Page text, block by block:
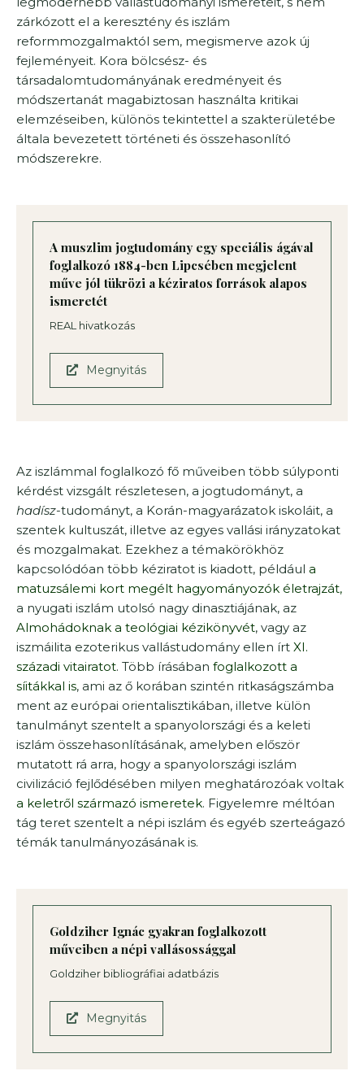
zárkózott el a keresztény és iszlám
reformmozgalmaktól sem, megismerve azok új
fejleményeit. Kora bölcsész- és
társadalomtudományának eredményeit és
módszertanát magabiztosan használta kritikai
elemzéseiben, különös tekintettel a szakterületébe
általa bevezetett történeti és összehasonlító
módszerekre.
A muszlim jogtudomány egy speciális ágával
foglalkozó 1884-ben Lipcsében megjelent
műve jól tükrözi a kéziratos források alapos
ismeretét
REAL hivatkozás
Megnyitás
Az iszlámmal foglalkozó fő műveiben több súlyponti
kérdést vizsgált részletesen, a jogtudományt, a
hadísz-tudományt, a Korán-magyarázatok iskoláit, a
szentek kultuszát, illetve az egyes vallási irányzatokat
és mozgalmakat. Ezekhez a témakörökhöz
kapcsolódóan több kéziratot is kiadott, például a
matuzsálemi kort megélt hagyományozók életrajzát,
a nyugati iszlám utolsó nagy dinasztiájának, az
Almohádoknak a teológiai kézikönyvét, vagy az
iszmáilita ezoterikus vallástudomány ellen írt XI.
századi vitairatot. Több írásában foglalkozott a
síitákkal is, ami az ő korában szintén ritkaságszámba
ment az európai orientalisztikában, illetve külön
tanulmányt szentelt a spanyolországi és a keleti
iszlám összehasonlításának, amelyben először
mutatott rá arra, hogy a spanyolországi iszlám
civilizáció fejlődésében milyen meghatározóak voltak
a keletről származó ismeretek. Figyelemre méltóan
tág teret szentelt a népi iszlám és egyéb szerteágazó
témák tanulmányozásának is.
Goldziher Ignác gyakran foglalkozott
műveiben a népi vallásossággal
Goldziher bibliográfiai adatbázis
Megnyitás